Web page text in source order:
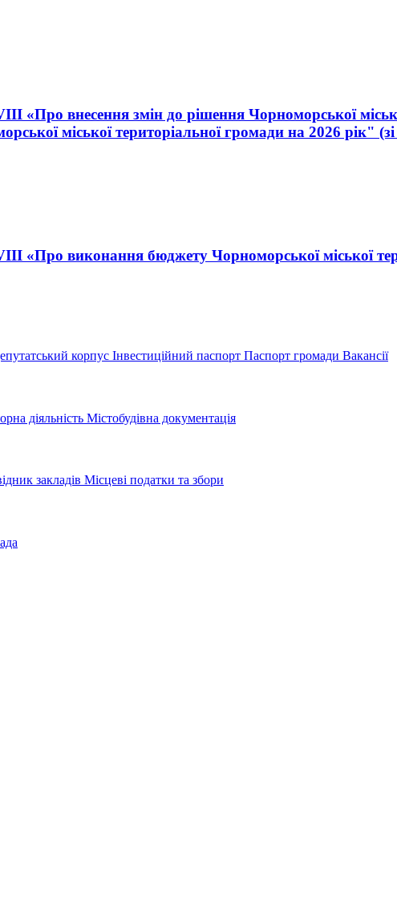
«Про внесення змін до рішення Чорноморської
міської територіальної громади на 2026 рік"
«Про виконання бюджету Чорноморської міської
корпус Інвестиційний паспорт Паспорт громади Вакансії
діяльність Містобудівна документація
закладів Місцеві податки та збори